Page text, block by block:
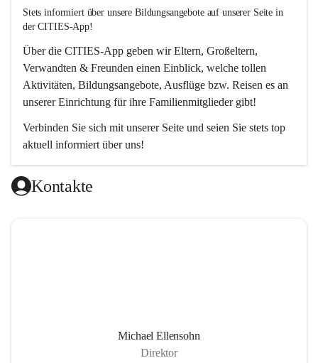
Stets informiert über unsere Bildungsangebote auf unserer Seite in
der CITIES-App!
Über die CITIES-App geben wir Eltern, Großeltern,
Verwandten & Freunden einen Einblick, welche tollen
Aktivitäten, Bildungsangebote, Ausflüge bzw. Reisen es an
unserer Einrichtung für ihre Familienmitglieder gibt!
Verbinden Sie sich mit unserer Seite und seien Sie stets top
aktuell informiert über uns!
Kontakte
Michael Ellensohn
Direktor